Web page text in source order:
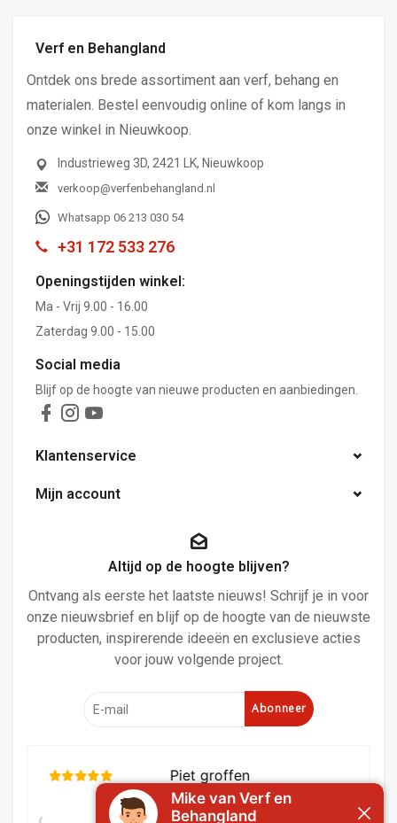
Verf en Behangland
Ontdek ons brede assortiment aan verf, behang en
materialen. Bestel eenvoudig online of kom langs in
onze winkel in Nieuwkoop.
Industrieweg 3D, 2421 LK, Nieuwkoop
verkoop@verfenbehangland.nl
Whatsapp 06 213 030 54
+31 172 533 276
Openingstijden winkel:
Ma - Vrij 9.00 - 16.00
Zaterdag 9.00 - 15.00
Social media
Blijf op de hoogte van nieuwe producten en aanbiedingen.
Klantenservice
Mijn account
Altijd op de hoogte blijven?
Ontvang als eerste het laatste nieuws! Schrijf je in voor
onze nieuwsbrief en blijf op de hoogte van de nieuwste
producten, inspirerende ideeën en exclusieve acties
voor jouw volgende project.
Abonneer